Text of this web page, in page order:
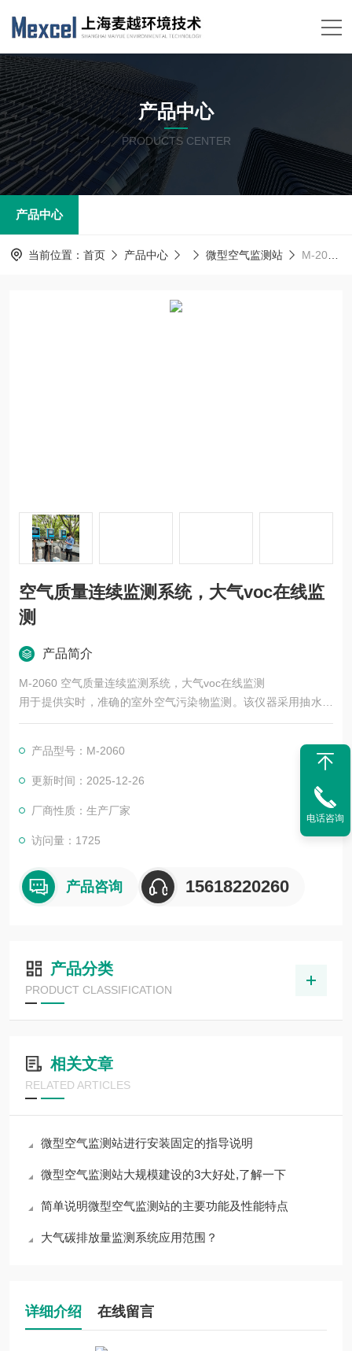
产品中心
PRODUCTS CENTER
产品中心
当前位置： 首页 产品中心 微型空气监测站 M-2060空气质量连续监测系统，大气voc在线监测
空气质量连续监测系统，大气voc在线监
测
产品简介
M-2060 空气质量连续监测系统，大气voc在线监测
用于提供实时，准确的室外空气污染物监测。该仪器采用抽水采
样的方式，集电化学气体传感器，激光散射粒子传感器，气象传
基础，可以根据现场情况进行校正。
产品型号：M-2060
更新时间：2025-12-26
厂商性质：生产厂家
访问量：1725
产品咨询 15618220260
产品分类
PRODUCT CLASSIFICATION
相关文章
RELATED ARTICLES
微型空气监测站进行安装固定的指导说明
微型空气监测站大规模建设的3大好处,了解一下
简单说明微型空气监测站的主要功能及性能特点
大气碳排放量监测系统应用范围？
详细介绍 在线留言
电话咨询